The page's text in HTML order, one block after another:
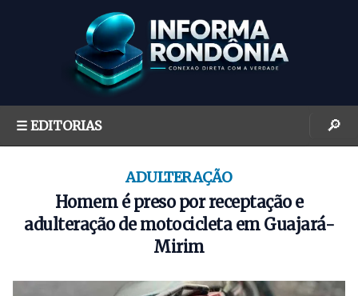
☰ EDITORIAS 🔎
ADULTERAÇÃO
Homem é preso por receptação e
adulteração de motocicleta em Guajará-
Mirim